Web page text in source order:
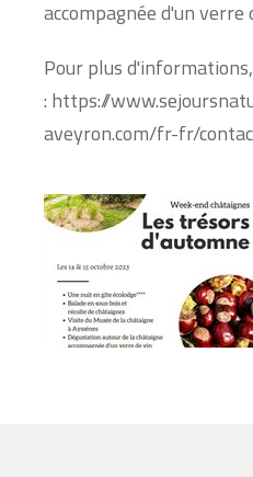
accompagnée d'un verre
Pour plus
: https://
aveyron.com/fr-fr/